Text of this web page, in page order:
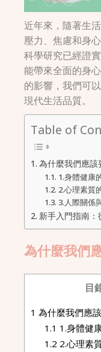
近年來，隨著生
壓力、焦慮和身
科學研究已經證
能帶來全面的身
的影響，我們可
現代生活品質。
Table of
為什麼我們應該
1.身體健康
2.心理素質
3.人際關係
新手入門指南
為什麼我們
目
1 為什麼我們應
1.1 1.身體健
1.2 2.心理素